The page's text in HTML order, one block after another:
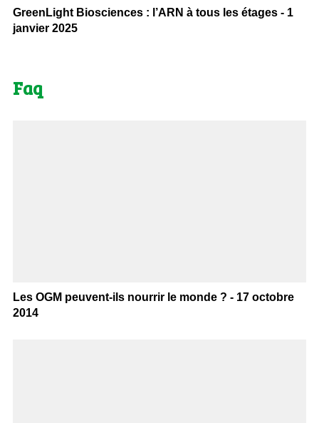
GreenLight Biosciences : l’ARN à tous les étages - 1
janvier 2025
Faq
Les OGM peuvent-ils nourrir le monde ? - 17 octobre
2014